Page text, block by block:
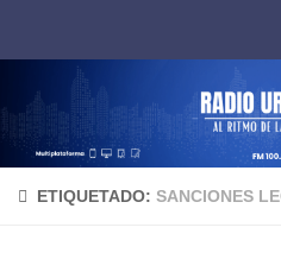
ETIQUETADO: SANCIONES